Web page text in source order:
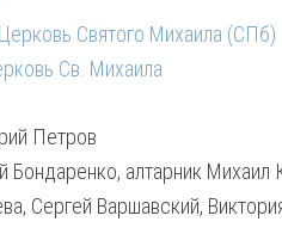
Святого Михаила (СПб)
Св. Михаила
Петров
Бондаренко, алтарник Михаил
Сергей Варшавский,